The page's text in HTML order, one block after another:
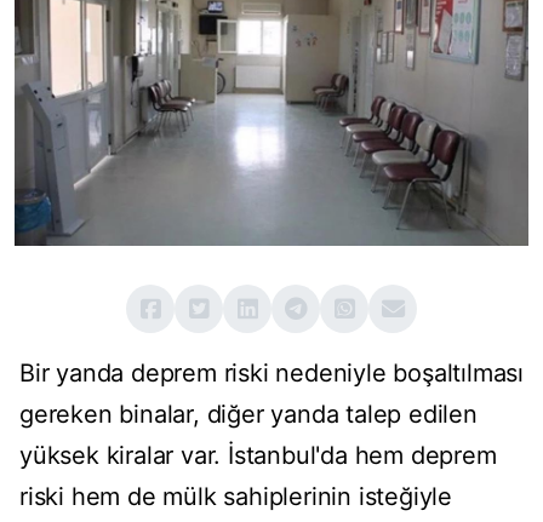
Bir yanda deprem riski nedeniyle boşaltılması
gereken binalar, diğer yanda talep edilen
yüksek kiralar var. İstanbul'da hem deprem
riski hem de mülk sahiplerinin isteğiyle